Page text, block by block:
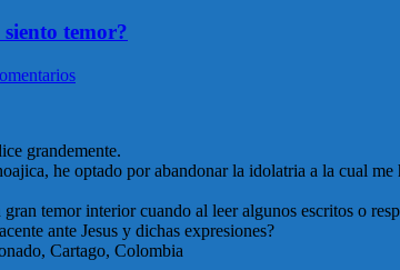
temor?
grandemente.
he optado por abandonar la idolatria a la cual
temor interior cuando al leer algunos escritos o
ante Jesus y dichas expresiones?
Cartago, Colombia